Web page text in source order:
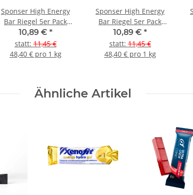
Sponser High Energy
Bar Riegel 5er Pack
Banana
10,89 € *
statt:11,45 €
48,40 € pro 1 kg
Sponser High Energy
Bar Riegel 5er Pack
Apricot-Vanilla
10,89 € *
statt:11,45 €
48,40 € pro 1 kg
Ähnliche Artikel